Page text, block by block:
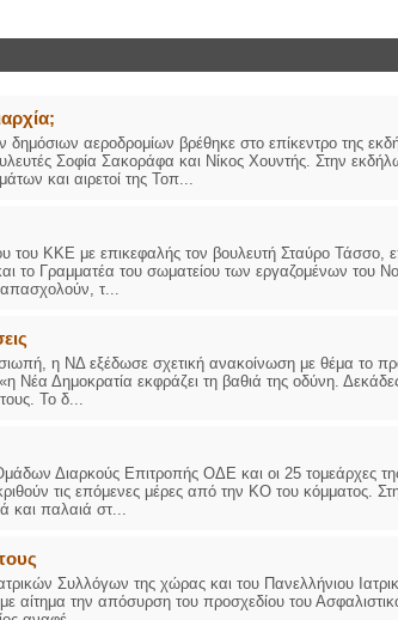
αεροδρομίων βρέθηκε στο επίκεντρο της
Σοφία Σακοράφα και Νίκος Χουντής. Στην
και αιρετοί της Τοπ...
του ΚΚΕ με επικεφαλής τον βουλευτή Σταύρο Τάσσο,
το Γραμματέα του σωματείου των εργαζομένων του
απασχολούν, τ...
η ΝΔ εξέδωσε σχετική ανακοίνωση με θέμα το
Νέα Δημοκρατία εκφράζει τη βαθιά της οδύνη.
Το δ...
Διαρκούς Επιτροπής ΟΔΕ και οι 25 τομεάρχες
τις επόμενες μέρες από την ΚΟ του κόμματος.
και παλαιά στ...
Συλλόγων της χώρας και του Πανελλήνιου
αίτημα την απόσυρση του προσχεδίου του